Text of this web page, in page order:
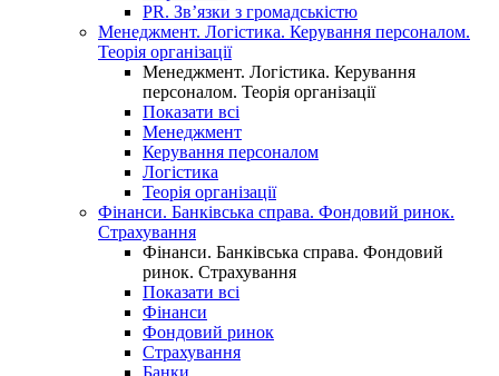
PR. Зв’язки з громадськістю
Менеджмент. Логістика. Керування персоналом.
Теорія організації
Менеджмент. Логістика. Керування
персоналом. Теорія організації
Показати всі
Менеджмент
Керування персоналом
Логістика
Теорія організації
Фінанси. Банківська справа. Фондовий ринок.
Страхування
Фінанси. Банківська справа. Фондовий
ринок. Страхування
Показати всі
Фінанси
Фондовий ринок
Страхування
Банки